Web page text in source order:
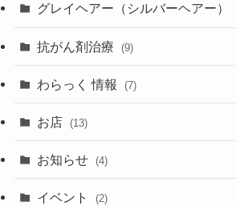
グレイヘアー（シルバーヘアー）
抗がん剤治療 (9)
わらっく 情報 (7)
お店 (13)
お知らせ (4)
イベント (2)